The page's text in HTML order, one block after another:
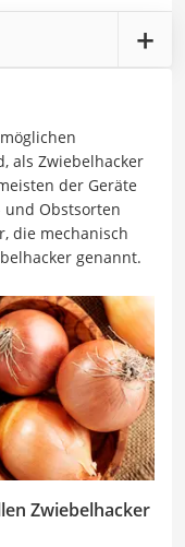
als Zwiebelhacker
der Geräte
und Obstsorten
die mechanisch
genannt.
Zwiebelhacker